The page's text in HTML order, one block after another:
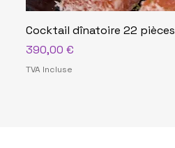
Cocktail dînatoire 22 pièces
Prix
390,00 €
TVA Incluse